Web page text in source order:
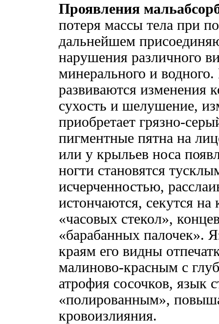
Проявления
потеря массы тела при
дальнейшем
нарушения различного
минерального и
развиваются изменения
сухость и шелушение,
приобретает грязно-
пигментные пятна на
или у крыльев носа
ногти становятся
исчерченностью,
истончаются, секутся
«часовых стекол»,
«барабанных палочек».
краям его видны
малиново-красным с
атрофия сосочков, язык
«полированным»,
кровоизлияния.